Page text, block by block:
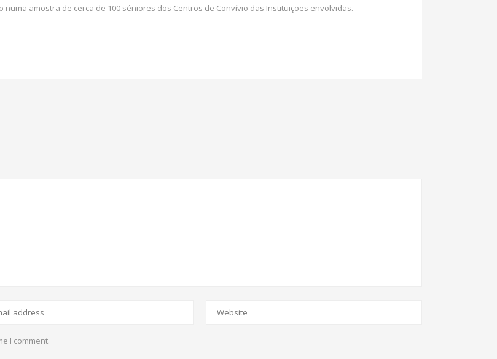
amostra de cerca de 100 séniores dos Centros de Convívio das Instituições envolvidas.
I comment.